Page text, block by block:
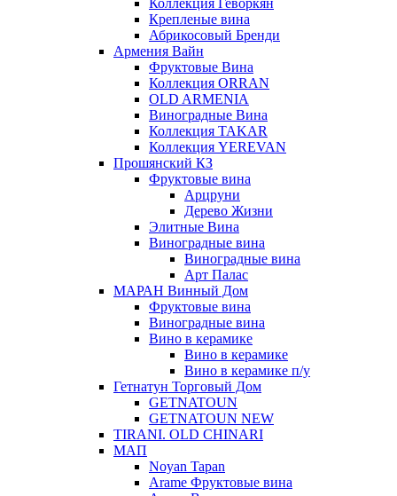
Коллекция Геворкян
Крепленые вина
Абрикосовый Бренди
Армения Вайн
Фруктовые Вина
Коллекция ORRAN
OLD ARMENIA
Виноградные Вина
Коллекция TAKAR
Коллекция YEREVAN
Прошянский КЗ
Фруктовые вина
Арцруни
Дерево Жизни
Элитные Вина
Виноградные вина
Виноградные вина
Арт Палас
МАРАН Винный Дом
Фруктовые вина
Виноградные вина
Вино в керамике
Вино в керамике
Вино в керамике п/у
Гетнатун Торговый Дом
GETNATOUN
GETNATOUN NEW
TIRANI. OLD CHINARI
МАП
Noyan Tapan
Arame Фруктовые вина